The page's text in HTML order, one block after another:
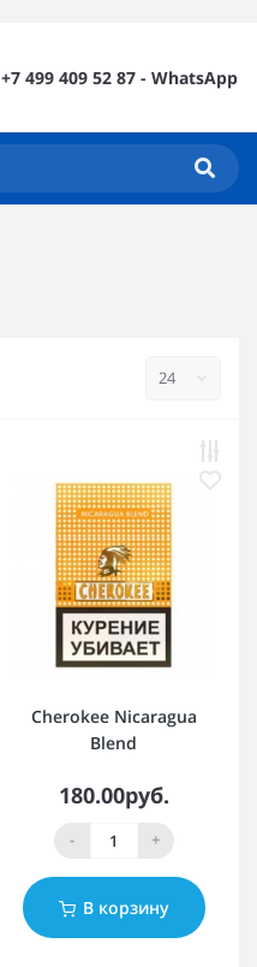
+7 499 409 52 87 - WhatsApp
Cherokee Nicaragua
Blend
180.00руб.
- +
В корзину